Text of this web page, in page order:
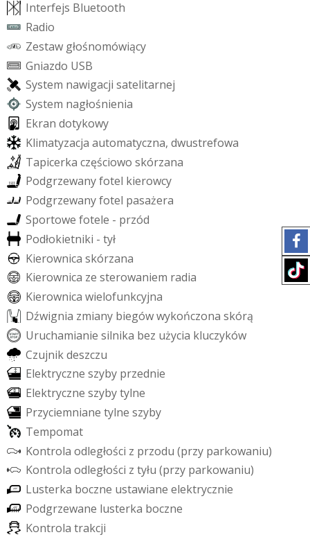
Interfejs Bluetooth
Radio
Zestaw głośnomówiący
Gniazdo USB
System nawigacji satelitarnej
System nagłośnienia
Ekran dotykowy
Klimatyzacja automatyczna, dwustrefowa
Tapicerka częściowo skórzana
Podgrzewanyfotel kierowcy
Podgrzewanyfotel pasażera
Sportowe fotele - przód
Podłokietniki - tył
Kierownica skórzana
Kierownica ze sterowaniem radia
Kierownica wielofunkcyjna
Dźwignia zmiany biegówwykończona skórą
Uruchamianie silnika bez użycia kluczyków
Czujnikdeszczu
Elektryczne szyby przednie
Elektryczne szybytylne
Przyciemniane tylne szyby
Tempomat
Kontrola odległości z przodu (przy parkowaniu)
Kontrola odległości z tyłu (przy parkowaniu)
Lusterka boczne ustawiane elektrycznie
Podgrzewane lusterka boczne
Kontrola trakcji